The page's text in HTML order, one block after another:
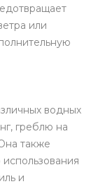
или
водных
греблю на
также
и